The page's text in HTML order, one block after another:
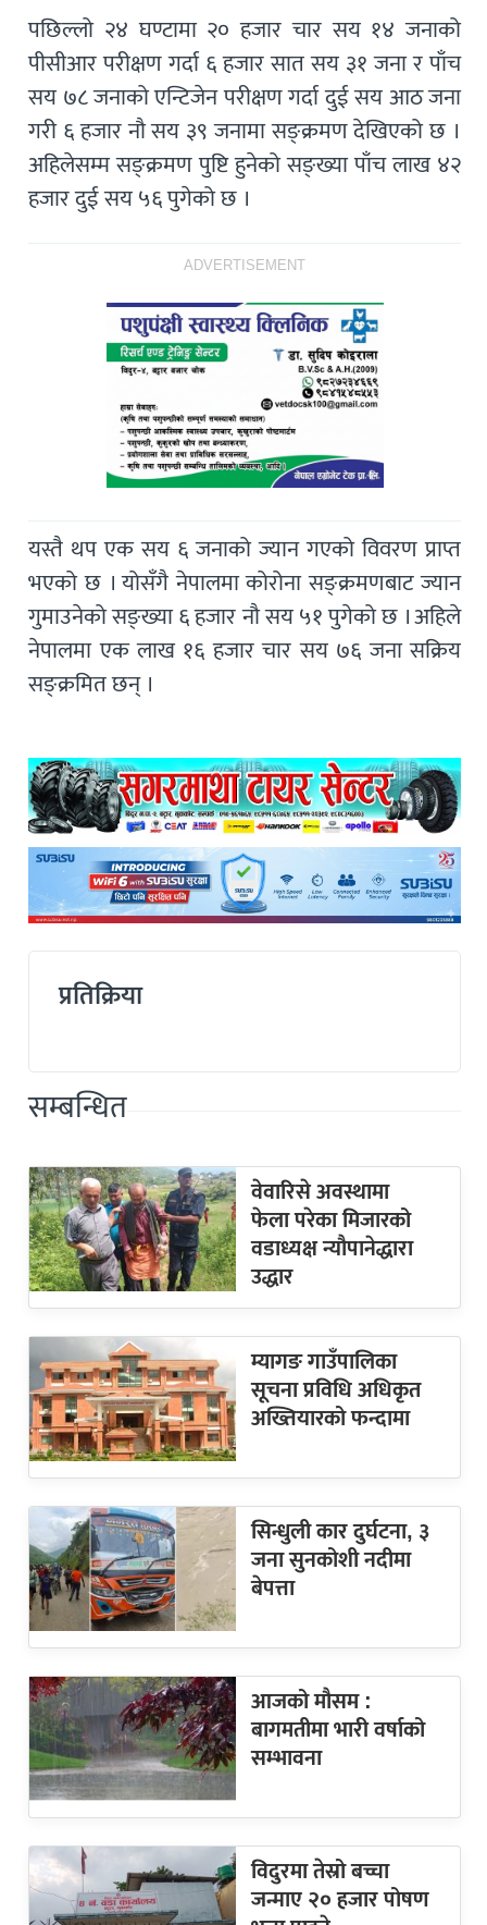
पछिल्लो २४ घण्टामा २० हजार चार सय १४ जनाको
पीसीआर परीक्षण गर्दा ६ हजार सात सय ३१ जना र पाँच
सय ७८ जनाको एन्टिजेन परीक्षण गर्दा दुई सय आठ जना
गरी ६ हजार नौ सय ३९ जनामा सङ्क्रमण देखिएको छ ।
अहिलेसम्म सङ्क्रमण पुष्टि हुनेको सङ्ख्या पाँच लाख ४२
हजार दुई सय ५६ पुगेको छ ।
ADVERTISEMENT
यस्तै थप एक सय ६ जनाको ज्यान गएको विवरण प्राप्त
भएको छ । योसँगै नेपालमा कोरोना सङ्क्रमणबाट ज्यान
गुमाउनेको सङ्ख्या ६ हजार नौ सय ५१ पुगेको छ । अहिले
नेपालमा एक लाख १६ हजार चार सय ७६ जना सक्रिय
सङ्क्रमित छन् ।
प्रतिक्रिया
सम्बन्धित
वेवारिसे अवस्थामा
फेला परेका मिजारको
वडाध्यक्ष न्यौपानेद्धारा
उद्धार
म्यागङ गाउँपालिका
सूचना प्रविधि अधिकृत
अख्तियारको फन्दामा
सिन्धुली कार दुर्घटना, ३
जना सुनकोशी नदीमा
बेपत्ता
आजको मौसम :
बागमतीमा भारी वर्षाको
सम्भावना
विदुरमा तेस्रो बच्चा
जन्माए २० हजार पोषण